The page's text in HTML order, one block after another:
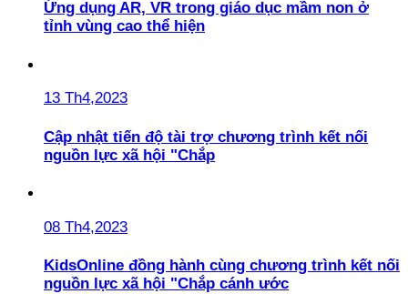
Ứng dụng AR, VR trong giáo dục mầm non ở
tỉnh vùng cao thể hiện
13 Th4,2023
Cập nhật tiến độ tài trợ chương trình kết nối
nguồn lực xã hội "Chắp
08 Th4,2023
KidsOnline đồng hành cùng chương trình kết nối
nguồn lực xã hội "Chắp cánh ước